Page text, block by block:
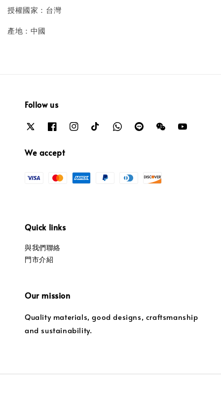
授權國家：台灣
產地：中國
Follow us
We accept
Quick links
與我們聯絡
門市介紹
Our mission
Quality materials, good designs, craftsmanship
and sustainability.